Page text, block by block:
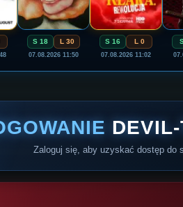
S 18 L 30
07.08.2026 11:50
S 16 L 0
07.08.2026 11:02
Zaloguj się, aby uzyskać dostęp do